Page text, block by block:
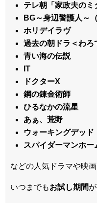
テレ朝「家政夫の
BG～身辺警護人～
ホリデイラヴ
過去の朝ドラ＜わろ
青い海の伝説
IT
ドクターX
鋼の錬金術師
ひるなかの流星
あぁ、荒野
ウォーキングデッド
スパイダーマンホー
などの人気ドラマや映
いつまでもお試し期間